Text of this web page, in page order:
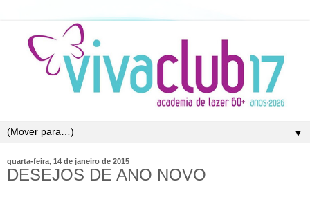
▼
quarta-feira, 14 de janeiro de 2015
DESEJOS DE ANO NOVO